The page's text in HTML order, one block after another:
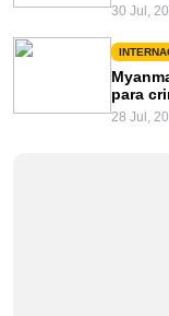
30 Jul,
para
28 Jul,